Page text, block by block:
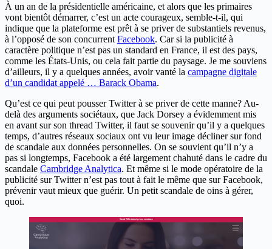
À un an de la présidentielle américaine, et alors que les primaires
vont bientôt démarrer, c’est un acte courageux, semble-t-il, qui
indique que la plateforme est prêt à se priver de substantiels revenus,
à l’opposé de son concurrent Facebook. Car si la publicité à
caractère politique n’est pas un standard en France, il est des pays,
comme les États-Unis, ou cela fait partie du paysage. Je me souviens
d’ailleurs, il y a quelques années, avoir vanté la campagne digitale
d’un candidat appelé … Barack Obama.
Qu’est ce qui peut pousser Twitter à se priver de cette manne? Au-
delà des arguments sociétaux, que Jack Dorsey a évidemment mis
en avant sur son thread Twitter, il faut se souvenir qu’il y a quelques
temps, d’autres réseaux sociaux ont vu leur image décliner sur fond
de scandale aux données personnelles. On se souvient qu’il n’y a
pas si longtemps, Facebook a été largement chahuté dans le cadre du
scandale Cambridge Analytica. Et même si le mode opératoire de la
publicité sur Twitter n’est pas tout à fait le même que sur Facebook,
prévenir vaut mieux que guérir. Un petit scandale de oins à gérer,
quoi.